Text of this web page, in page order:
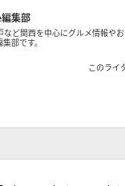
集部
など関西を中心にグルメ情報や
部です。
このライ